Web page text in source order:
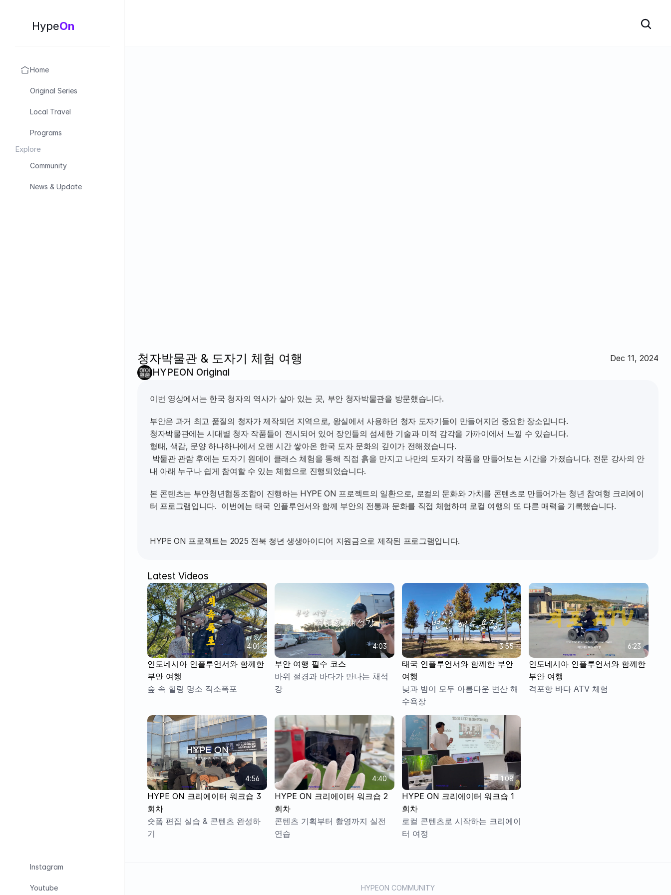
HypeOn
Home
Original Series
Local Travel
Programs
Explore
Community
News & Update
Instagram
Youtube
청자박물관 & 도자기 체험 여행 Dec 11, 2024
HYPEON Original
이번 영상에서는 한국 청자의 역사가 살아 있는 곳, 부안 청자박물관을 방문했습니다.
부안은 과거 최고 품질의 청자가 제작되던 지역으로, 왕실에서 사용하던 청자 도자기들이 만들어지던 중요한 장소입니다.
청자박물관에는 시대별 청자 작품들이 전시되어 있어 장인들의 섬세한 기술과 미적 감각을 가까이에서 느낄 수 있습니다.
형태, 색감, 문양 하나하나에서 오랜 시간 쌓아온 한국 도자 문화의 깊이가 전해졌습니다.
내 아래 누구나 쉽게 참여할 수 있는 체험으로 진행되었습니다.
본 콘텐츠는 부안청년협동조합이 진행하는 HYPE ON 프로젝트의 일환으로, 로컬의 문화와 가치를 콘텐츠로 만들어가는 청년 참여형 크리에이
터 프로그램입니다.  이번에는 태국 인플루언서와 함께 부안의 전통과 문화를 직접 체험하며 로컬 여행의 또 다른 매력을 기록했습니다.
HYPE ON 프로젝트는 2025 전북 청년 생생아이디어 지원금으로 제작된 프로그램입니다.
Latest Videos
4:01
인도네시아 인플루언서와 함께한
부안 여행
숲 속 힐링 명소 직소폭포
4:03
부안 여행 필수 코스
바위 절경과 바다가 만나는 채석
강
3:55
태국 인플루언서와 함께한 부안
여행
낮과 밤이 모두 아름다운 변산 해
수욕장
6:23
인도네시아 인플루언서와 함께한
부안 여행
격포항 바다 ATV 체험
4:56
HYPE ON 크리에이터 워크숍 3
회차
숏폼 편집 실습 & 콘텐츠 완성하
기
4:40
HYPE ON 크리에이터 워크숍 2
회차
콘텐츠 기획부터 촬영까지 실전
연습
1:08
HYPE ON 크리에이터 워크숍 1
회차
로컬 콘텐츠로 시작하는 크리에이
터 여정
HYPEON COMMUNITY